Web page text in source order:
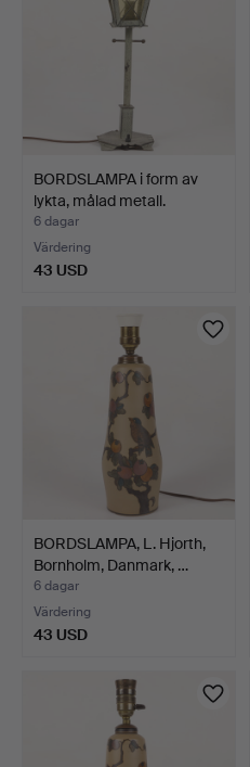
BORDSLAMPA i form av
lykta, målad metall.
6 dagar
Värdering
43 USD
BORDSLAMPA, L. Hjorth,
Bornholm, Danmark, …
6 dagar
Värdering
43 USD